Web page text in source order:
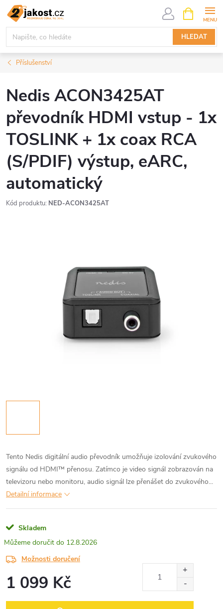
Přejít
obsah
HLEDAT
NÁKUPNÍ
KOŠÍK
Příslušenství
Nedis ACON3425AT
převodník HDMI vstup - 1x
TOSLINK + 1x coax RCA
(S/PDIF) výstup, eARC,
automatický
Kód produktu: NED-ACON3425AT
Tento Nedis digitální audio převodník umožňuje izolování zvukového
signálu od HDMI™ přenosu. Zatímco je video signál zobrazován na
televizoru nebo monitoru, audio signál lze přenášet do zvukového...
Detailní informace
Skladem
12.8.2026
Možnosti doručení
1 099 Kč